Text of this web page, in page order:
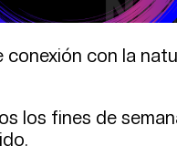
conexión con la
los fines de